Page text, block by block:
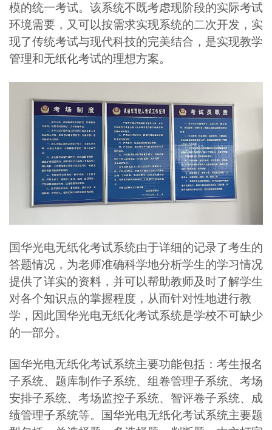
模的统一考试。该系统不既考虑现阶段的实际考试
环境需要，又可以按需求实现系统的二次开发，实
现了传统考试与现代科技的完美结合，是实现教学
管理和无纸化考试的理想方案。
国华光电无纸化考试系统由于详细的记录了考生的
答题情况，为老师准确科学地分析学生的学习情况
提供了详实的资料，并可以帮助教师及时了解学生
对各个知识点的掌握程度，从而针对性地进行教
学，因此国华光电无纸化考试系统是学校不可缺少
的一部分。
国华光电无纸化考试系统主要功能包括：考生报名
子系统、题库制作子系统、组卷管理子系统、考场
安排子系统、考场监控子系统、智评卷子系统、成
绩管理子系统等。国华光电无纸化考试系统主要题